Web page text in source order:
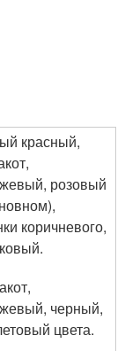
красный,
розовый
коричневого,
черный,
цвета.